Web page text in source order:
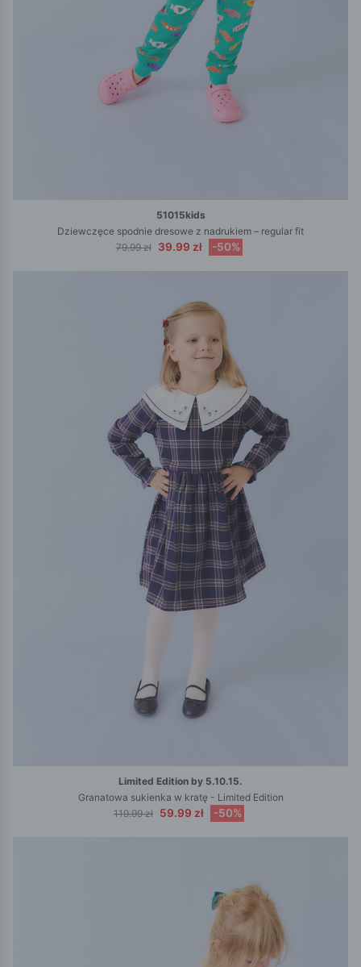
51015kids
Dziewczęce spodnie dresowe z nadrukiem – regular fit
79.99 zł
39.99 zł -50%
Limited Edition by 5.10.15.
Granatowa sukienka w kratę - Limited Edition
119.99 zł 59.99 zł -50%